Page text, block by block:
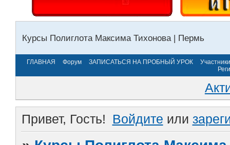
Курсы Полиглота Максима Тихонова | Пермь
ГЛАВНАЯ Форум ЗАПИСАТЬСЯ НА ПРОБНЫЙ УРОК
Участники
Привет, Гость! Войдите или